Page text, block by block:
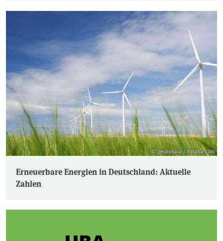
© pedrosala / Fotolia.com
Erneuerbare Energien in Deutschland: Aktuelle
Zahlen